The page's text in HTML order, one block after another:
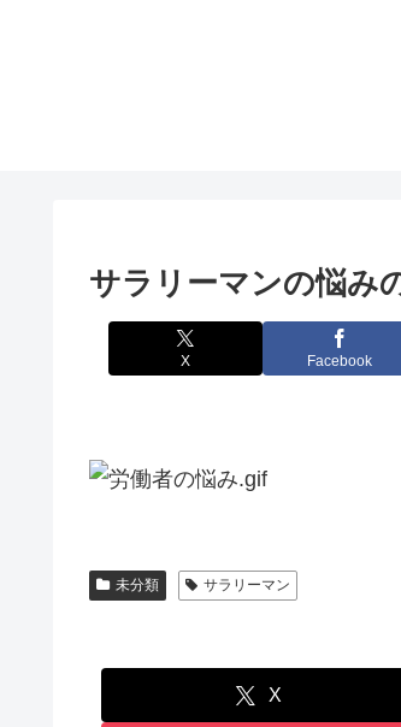
サラリーマンの悩み
X Facebook
未分類 サラリーマン
X